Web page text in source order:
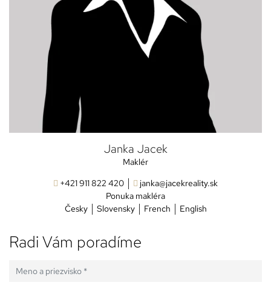
Janka Jacek
Maklér
+421 911 822 420
janka@jacekreality.sk
Ponuka makléra
Česky
Slovensky French English
Radi Vám poradíme